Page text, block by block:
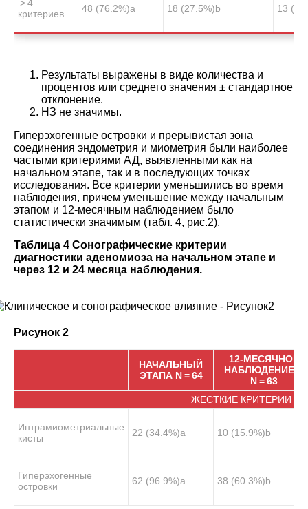
> 4
критериев
48 (76.2%)a 18 (27.5%)b 13
Результаты выражены в виде количества и
процентов или среднего значения ± стандартное
отклонение.
НЗ не значимы.
Гиперэхогенные островки и прерывистая зона
соединения эндометрия и миометрия были наиболее
частыми критериями АД, выявленными как на
начальном этапе, так и в последующих точках
исследования. Все критерии уменьшились во время
наблюдения, причем уменьшение между начальным
этапом и 12-месячным наблюдением было
статистически значимым (табл. 4, рис.2).
Таблица 4 Сонографические критерии
диагностики аденомиоза на начальном этапе и
через 12 и 24 месяца наблюдения.
Рисунок 2
НАЧАЛЬНЫЙ
ЭТАПAN = 64
12-МЕСЯЧНОЕ
НАБЛЮДЕНИЕ
N = 63
ЖЕСТКИЕ КРИТЕРИИ
Интрамиометриальные
кисты
22 (34.4%)a 10 (15.9%)b
Гиперэхогенные
островки
62 (96.9%)a 38 (60.3%)b